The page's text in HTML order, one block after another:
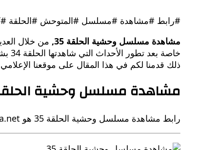
#رابط #مشاهدة #مسلسل #المتوحش #الحلقة
مشاهدة مسلسل وحشية الحلقة 35,
من خلال
ذلك قدمنا ​​لكم في هذا المقال على موقعنا
مشاهدة مسلسل وحشية الحلقة
رابط مشاهدة مسلسل وحشية الحلقة 35 هو g.laroza.net حيث يوفر موقع لاروزا خدمة تحميل ومشاهدة مباشرة جميع حلقات المسلسل التركي بجميع الجودات.